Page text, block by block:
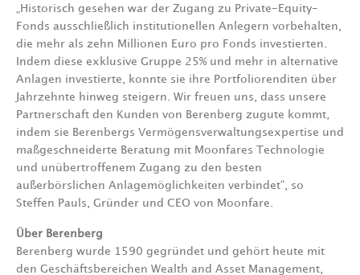
„Historisch gesehen war der Zugang zu Private-Equity-
Fonds ausschließlich institutionellen Anlegern vorbehalten,
die mehr als zehn Millionen Euro pro Fonds investierten.
Indem diese exklusive Gruppe 25% und mehr in alternative
Anlagen investierte, konnte sie ihre Portfoliorenditen über
Jahrzehnte hinweg steigern. Wir freuen uns, dass unsere
Partnerschaft den Kunden von Berenberg zugute kommt,
indem sie Berenbergs Vermögensverwaltungsexpertise und
maßgeschneiderte Beratung mit Moonfares Technologie
und unübertroffenem Zugang zu den besten
außerbörslichen Anlagemöglichkeiten verbindet“, so
Steffen Pauls, Gründer und CEO von Moonfare.
Über Berenberg
Berenberg wurde 1590 gegründet und gehört heute mit
den Geschäftsbereichen Wealth and Asset Management,